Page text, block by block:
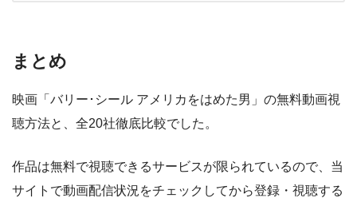
まとめ
映画「バリー･シール アメリカをはめた男」の無料動画視
聴方法と、全20社徹底比較でした。
作品は無料で視聴できるサービスが限られているので、当
サイトで動画配信状況をチェックしてから登録・視聴する